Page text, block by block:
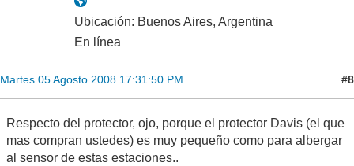
Ubicación: Buenos Aires, Argentina
En línea
Martes 05 Agosto 2008 17:31:50 PM #8
Respecto del protector, ojo, porque el protector Davis (el que
mas compran ustedes) es muy pequeño como para albergar
al sensor de estas estaciones..